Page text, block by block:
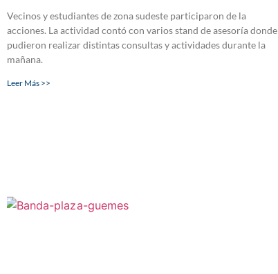
Vecinos y estudiantes de zona sudeste participaron de la
acciones. La actividad contó con varios stand de asesoría donde
pudieron realizar distintas consultas y actividades durante la
mañana.
Leer Más >>